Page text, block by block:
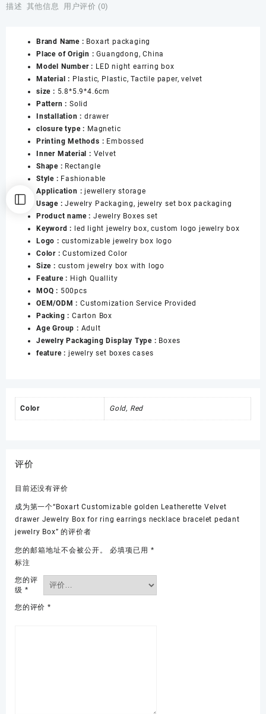
Velvet
Box
for
ring
earrings
necklace
bracelet
pedant
jewelry
Box
数
量
描述 其他信息 用户评价 (0)
Brand Name : Boxart packaging
Place of Origin :Guangdong, China
Model Number : LED night earring box
Material : Plastic, Plastic, Tactile paper, velvet
size : 5.8*5.9*4.6cm
Pattern : Solid
Installation : drawer
closure type : Magnetic
Printing Methods : Embossed
Inner Material : Velvet
Shape : Rectangle
Style : Fashionable
Application :jewellery storage
Usage :Jewelry Packaging, jewelry set box packaging
Product name : Jewelry Boxes set
Keyword : led light jewelry box, custom logo jewelry box
Logo : customizable jewelry box logo
Color :Customized Color
Size : custom jewelry box with logo
Feature : High Quallity
MOQ : 500pcs
OEM/ODM : Customization Service Provided
Packing : Carton Box
Age Group : Adult
Jewelry Packaging Display Type : Boxes
feature : jewelry set boxes cases
Color Gold, Red
评价
目前还没有评价
成为第一个“Boxart Customizable golden Leatherette Velvet
drawer Jewelry Box for ring earrings necklace bracelet pedant
jewelry Box” 的评价者
您的邮箱地址不会被公开。 必填项已用 *
标注
您的评
级 *
您的评价 *